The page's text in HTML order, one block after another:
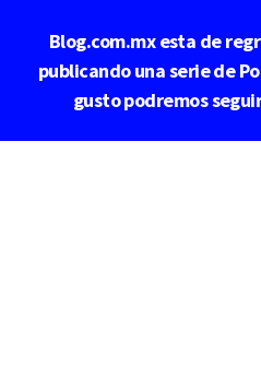
contenido
Blog.com.mx esta de
publicando una serie de
gusto podremos